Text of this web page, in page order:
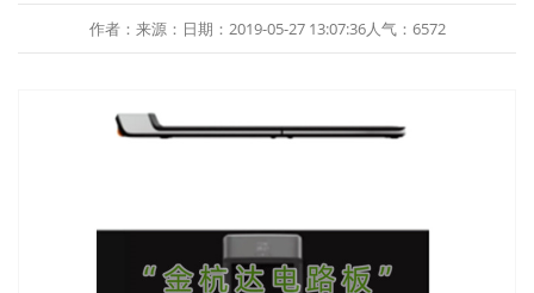
作者：来源：日期：2019-05-27 13:07:36人气：6572